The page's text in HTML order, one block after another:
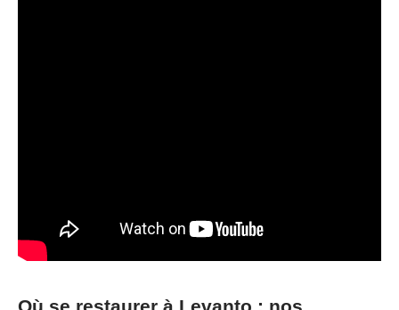
Où se restaurer à Levanto : nos